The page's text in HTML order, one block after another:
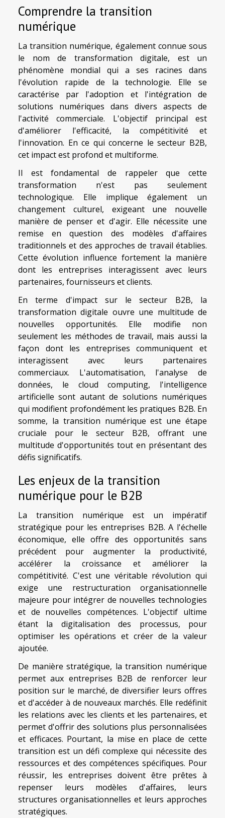
Comprendre la transition
numérique
La transition numérique, également connue sous
le nom de transformation digitale, est un
phénomène mondial qui a ses racines dans
l'évolution rapide de la technologie. Elle se
caractérise par l'adoption et l'intégration de
solutions numériques dans divers aspects de
l'activité commerciale. L'objectif principal est
d'améliorer l'efficacité, la compétitivité et
l'innovation. En ce qui concerne le secteur B2B,
cet impact est profond et multiforme.
Il est fondamental de rappeler que cette
transformation n'est pas seulement
technologique. Elle implique également un
changement culturel, exigeant une nouvelle
manière de penser et d'agir. Elle nécessite une
remise en question des modèles d'affaires
traditionnels et des approches de travail établies.
Cette évolution influence fortement la manière
dont les entreprises interagissent avec leurs
partenaires, fournisseurs et clients.
En terme d'impact sur le secteur B2B, la
transformation digitale ouvre une multitude de
nouvelles opportunités. Elle modifie non
seulement les méthodes de travail, mais aussi la
façon dont les entreprises communiquent et
interagissent avec leurs partenaires
commerciaux. L'automatisation, l'analyse de
données, le cloud computing, l'intelligence
artificielle sont autant de solutions numériques
qui modifient profondément les pratiques B2B. En
somme, la transition numérique est une étape
cruciale pour le secteur B2B, offrant une
multitude d'opportunités tout en présentant des
défis significatifs.
Les enjeux de la transition
numérique pour le B2B
La transition numérique est un impératif
stratégique pour les entreprises B2B. A l'échelle
économique, elle offre des opportunités sans
précédent pour augmenter la productivité,
accélérer la croissance et améliorer la
compétitivité. C'est une véritable révolution qui
exige une restructuration organisationnelle
majeure pour intégrer de nouvelles technologies
et de nouvelles compétences. L'objectif ultime
étant la digitalisation des processus, pour
optimiser les opérations et créer de la valeur
ajoutée.
De manière stratégique, la transition numérique
permet aux entreprises B2B de renforcer leur
position sur le marché, de diversifier leurs offres
et d'accéder à de nouveaux marchés. Elle redéfinit
les relations avec les clients et les partenaires, et
permet d'offrir des solutions plus personnalisées
et efficaces. Pourtant, la mise en place de cette
transition est un défi complexe qui nécessite des
ressources et des compétences spécifiques. Pour
réussir, les entreprises doivent être prêtes à
repenser leurs modèles d'affaires, leurs
structures organisationnelles et leurs approches
stratégiques.